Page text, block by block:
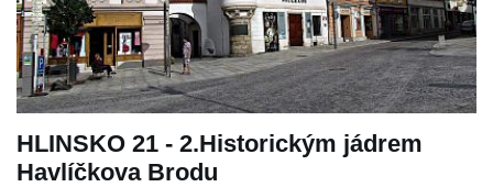
HLINSKO 21 - 2.Historickým jádrem
Havlíčkova Brodu